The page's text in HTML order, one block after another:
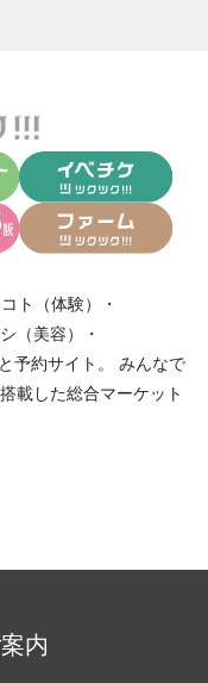
コト（体験）
・
（美容）
・
予約サイト。
みんなで
載した総合マーケット
内